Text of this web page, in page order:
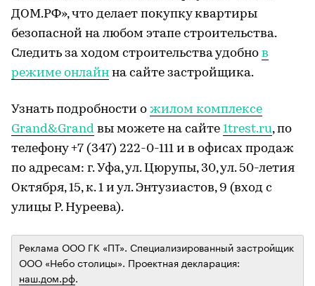
ДОМ.РФ», что делает покупку квартиры
безопасной на любом этапе строительства.
Следить за ходом строительства удобно в
режиме онлайн на сайте застройщика.
Узнать подробности о жилом комплексе
Grand&Grand вы можете на сайте 1trest.ru, по
телефону +7 (347) 222-0-111 и в офисах продаж
по адресам: г. Уфа, ул. Цюрупы, 30, ул. 50-летия
Октября, 15, к. 1 и ул. Энтузиастов, 9 (вход с
улицы Р. Нуреева).
Реклама ООО ГК «ПТ». Специализированный застройщик
ООО «Небо столицы». Проектная декларация:
наш.дом.рф.